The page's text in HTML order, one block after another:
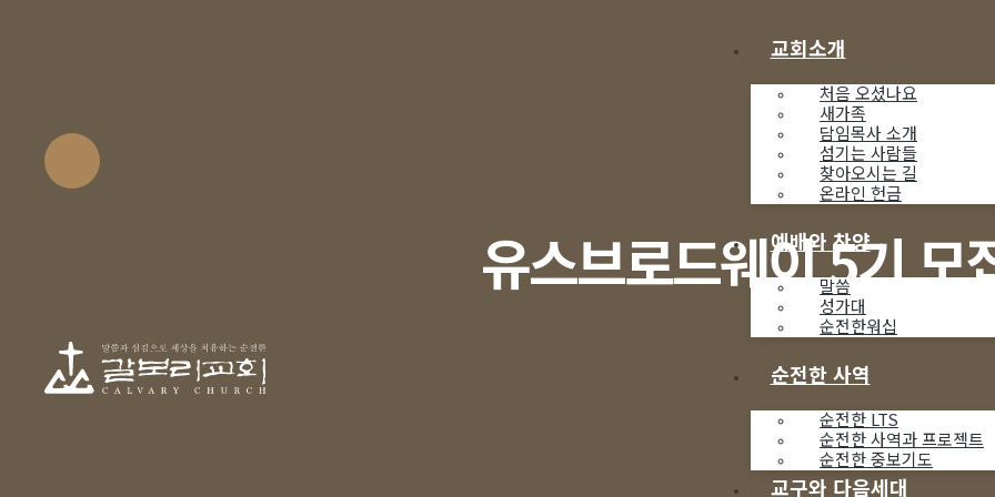
교회소개
처음 오셨나요
새가족
담임목사 소개
섬기는 사람들
찾아오시는 길
온라인 헌금
예배와 찬양
말씀
성가대
순전한워십
순전한 사역
순전한 LTS
순전한 사역과 프로젝트
순전한 중보기도
교구와 다음세대
유스브로드웨이 5기 모